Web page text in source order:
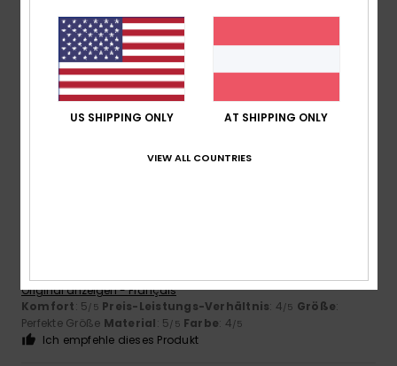
10. Juli 2026
Stilvoll und bequem.
Original anzeigen - Français
Komfort: 5/5 Preis-Leistungs-Verhältnis
Perfekte GrößeMaterial: 5/5 Farbe: 5/5
Ich empfehle dieses Produkt
5
Original anzeigen - Français
Komfort: 5/5 Preis-Leistungs-Verhältnis: 4/5 Größe:
Perfekte Größe Material: 5/5 Farbe: 4/5
Ich empfehle dieses Produkt
US SHIPPING ONLY AT SHIPPING ONLY
VIEW ALL COUNTRIES